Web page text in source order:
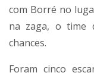
com Borré no
na zaga, o time
chances.
Foram cinco